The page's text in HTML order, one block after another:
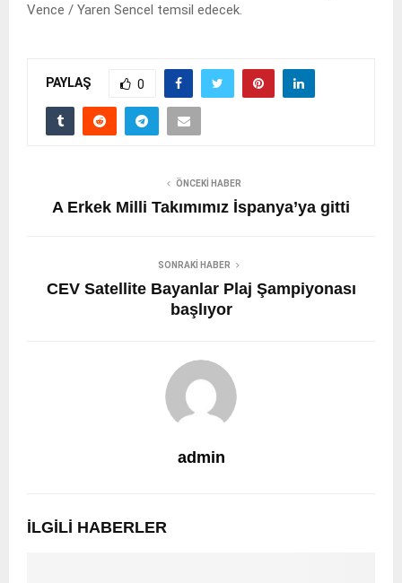
Vence / Yaren Sencel temsil edecek.
PAYLAŞ 0
ÖNCEKI HABER
A Erkek Milli Takımımız İspanya’ya gitti
SONRAKI HABER
CEV Satellite Bayanlar Plaj Şampiyonası
başlıyor
admin
İLGILI HABERLER